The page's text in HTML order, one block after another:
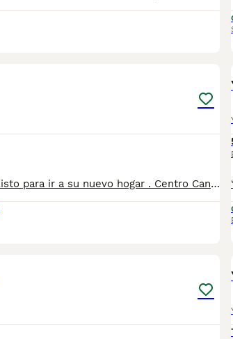
Pequeño Yorkshire mini listo para ir a su nuevo hogar . Centro Canino Vallbonica es mucho más que un centro de cría , es una familia comprometida con el bienestar animal y la cria responsable, por ello todos nuestros bebés nacen y se crían en nuestras instalaciones , asegurando así un correcto desarrollo y una magnífica socialización, consiguiendo en cada ejemplar un carácter juguetón y extrovertido algo primordial para su adaptación como un miembro más en tu familia . Se entregan con el carnet de vacunas con el plan correspondiente a su edad , desparasitados y microchip implantado y activado en registro de Anicom. Facilitamos junto al cachorro contrato de compra con garantías víricas de 15 días y congénitas de 1 año . Contamos con un gran equipo de profesionales entre los que se encuentran educadores, auxiliares y Veterinarios ofreciendo los controles sanitarios necesarios así como continua vigilancia asegurando su bienestar . Hacemos envíos a toda España con empresa de transporte privado, proporcionando un viaje confortable y ofreciendo las atenciones necesarias a nuestros bebés . Si estás interesado en alguno de nuestros ejemplares solicita información sin compromiso al 722269698 . También atendemos vía WhatsApp . PRECIO REAL ( incluye el IVA) . Núcleo zoológico B2501315